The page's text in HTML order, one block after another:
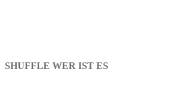
SHUFFLE WER IST ES